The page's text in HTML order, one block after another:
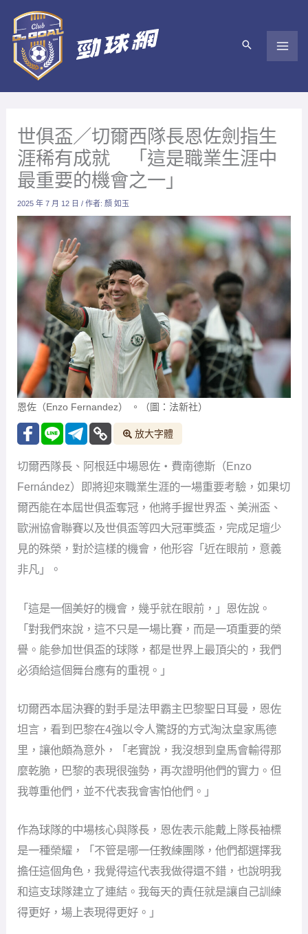
內
世俱盃／切爾西隊長恩佐劍指生
涯稀有成就 「這是職業生涯中
最重要的機會之一」
2025 年 7 月 12 日/ 作者:顏 如玉
恩佐（Enzo Fernandez） 。（圖：法新社）
放大字體
切爾西隊長、阿根廷中場恩佐・費南德斯（Enzo
Fernández）即將迎來職業生涯的一場重要考驗，如果切
爾西能在本屆世俱盃奪冠，他將手握世界盃、美洲盃、
歐洲協會聯賽以及世俱盃等四大冠軍獎盃，完成足壇少
見的殊榮，對於這樣的機會，他形容「近在眼前，意義
非凡」。
「這是一個美好的機會，幾乎就在眼前，」恩佐說。
「對我們來說，這不只是一場比賽，而是一項重要的榮
譽。能參加世俱盃的球隊，都是世界上最頂尖的，我們
必須給這個舞台應有的重視。」
切爾西本屆決賽的對手是法甲霸主巴黎聖日耳曼，恩佐
坦言，看到巴黎在4強以令人驚訝的方式淘汰皇家馬德
里，讓他頗為意外，「老實說，我沒想到皇馬會輸得那
麼乾脆，巴黎的表現很強勢，再次證明他們的實力。但
我尊重他們，並不代表我會害怕他們。」
作為球隊的中場核心與隊長，恩佐表示能戴上隊長袖標
是一種榮耀，「不管是哪一任教練團隊，他們都選擇我
擔任這個角色，我覺得這代表我做得還不錯，也說明我
和這支球隊建立了連結。我每天的責任就是讓自己訓練
得更好，場上表現得更好。」